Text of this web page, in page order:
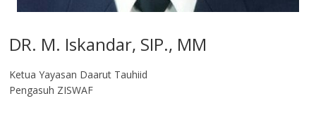
DR. M. Iskandar, SIP., MM
Ketua Yayasan Daarut Tauhiid
Pengasuh ZISWAF